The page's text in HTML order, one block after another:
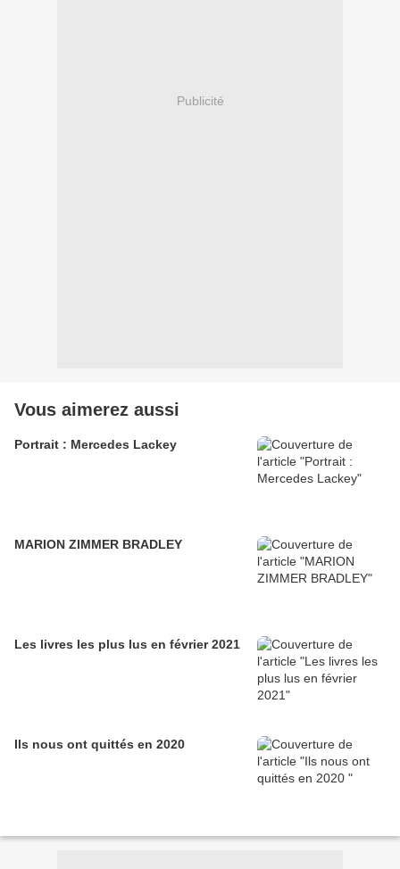
Publicité
Vous aimerez aussi
Portrait : Mercedes Lackey
MARION ZIMMER BRADLEY
Les livres les plus lus en février 2021
Ils nous ont quittés en 2020